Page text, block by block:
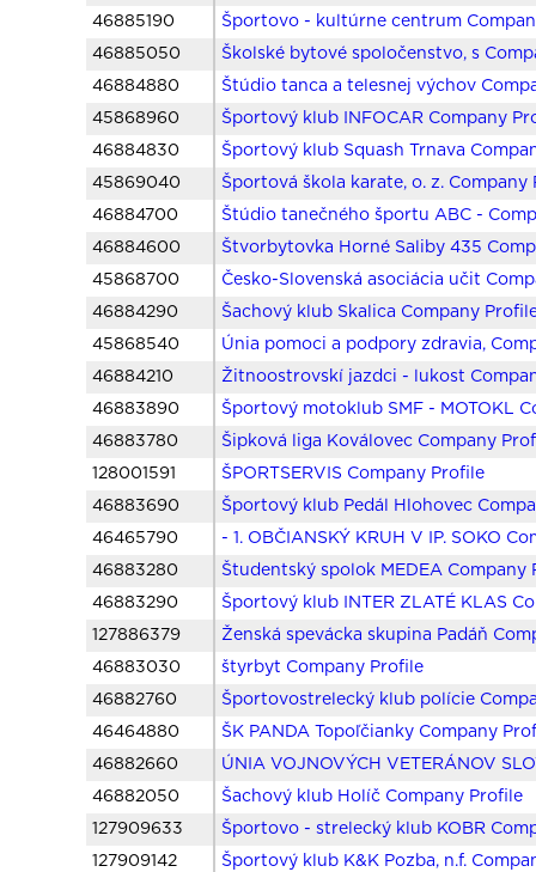
46885190
Športovo - kultúrne centrum
46885050
Školské bytové spoločenstvo, s
46884880
Štúdio tanca a telesnej výchov
45868960
Športový klub INFOCAR Company
46884830
Športový klub Squash Trnava
45869040
Športová škola karate, o. z. Company
46884700
Štúdio tanečného športu ABC -
46884600
Štvorbytovka Horné Saliby 435
45868700
Česko-Slovenská asociácia učit
46884290
Šachový klub Skalica Company
45868540
Únia pomoci a podpory zdravia,
46884210
Žitnoostrovskí jazdci - lukost
46883890
Športový motoklub SMF - MOTOKL
46883780
Šipková liga Koválovec Company
128001591
ŠPORTSERVIS Company Profile
46883690
Športový klub Pedál Hlohovec
46465790
- 1. OBČIANSKÝ KRUH V IP. SOKO
46883280
Študentský spolok MEDEA Company
46883290
Športový klub INTER ZLATÉ KLAS
127886379
Ženská spevácka skupina Padáň
46883030
štyrbyt Company Profile
46882760
Športovostrelecký klub polície
46464880
ŠK PANDA Topoľčianky Company
46882660
ÚNIA VOJNOVÝCH VETERÁNOV
46882050
Šachový klub Holíč Company Profile
127909633
Športovo - strelecký klub KOBR
127909142
Športový klub K&K Pozba, n.f.